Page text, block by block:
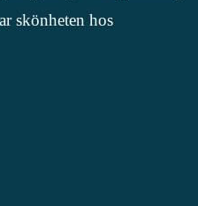
skönheten hos